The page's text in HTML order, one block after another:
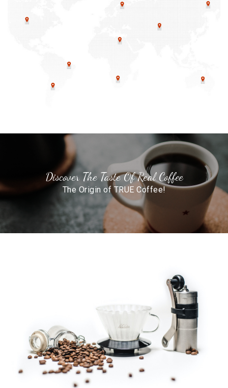
Discover The Taste Of Real Coffee
The Origin of TRUE Coffee!